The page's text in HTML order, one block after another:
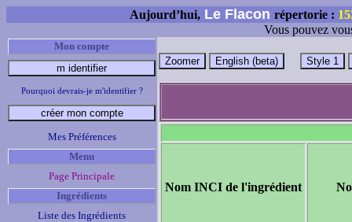
Aujourd’hui, Le Flacon répertorie :
Vous pouvez
Mon compte
Pourquoi devrais-je m'identifier ?
Mes Préférences
Menu
Page Principale
Ingrédients
Liste des Ingrédients
Nom INCI de l'ingrédient